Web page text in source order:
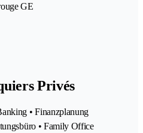
GE
Privés
• Finanzplanung
• Family Office